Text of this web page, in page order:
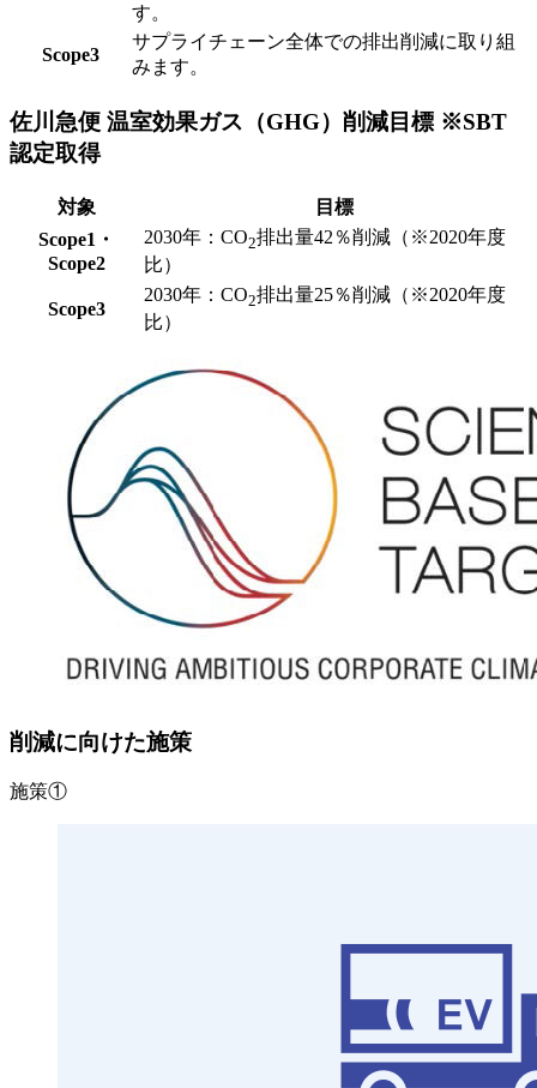
す。
Scope3
サプライチェーン全体での排出削減に取り組
みます。
佐川急便 温室効果ガス（GHG）削減目標 ※SBT
認定取得
対象
目標
Scope1・
Scope2
2030年：CO2排出量42％削減（※2020年度
比）
Scope3
2030年：CO2排出量25％削減（※2020年度
比）
削減に向けた施策
施策①